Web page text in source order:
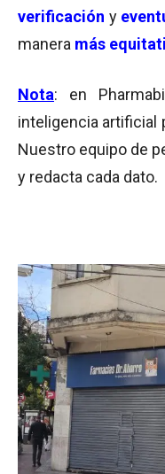
verificación y
manera más
Nota: en
inteligencia artificial
Nuestro equipo de
y redacta cada dato.